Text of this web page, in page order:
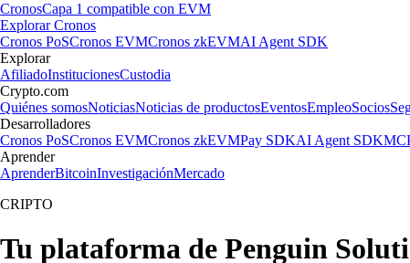
CronosCapa 1 compatible con EVM
Explorar Cronos
Cronos PoSCronos EVMCronos zkEVMAI Agent SDK
Explorar
AfiliadoInstitucionesCustodia
Crypto.com
Quiénes somosNoticiasNoticias de productosEventosEmpleoSocios
Desarrolladores
Cronos PoSCronos EVMCronos zkEVMPay SDKAI Agent SDK
Aprender
AprenderBitcoinInvestigaciónMercado
CRIPTO
Tu plataforma de Penguin